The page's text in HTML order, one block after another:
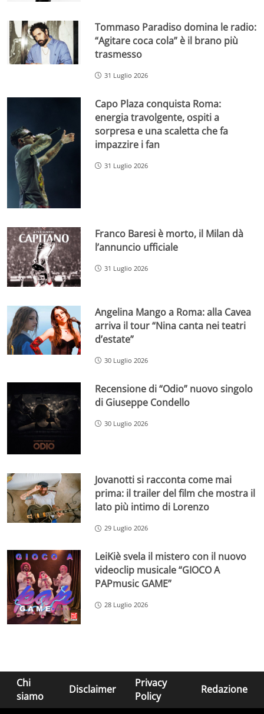
Tommaso Paradiso domina le radio:
“Agitare coca cola” è il brano più
trasmesso
31 Luglio 2026
Capo Plaza conquista Roma:
energia travolgente, ospiti a
sorpresa e una scaletta che fa
impazzire i fan
31 Luglio 2026
Franco Baresi è morto, il Milan dà
l’annuncio ufficiale
31 Luglio 2026
Angelina Mango a Roma: alla Cavea
arriva il tour “Nina canta nei teatri
d’estate”
30 Luglio 2026
Recensione di “Odio” nuovo singolo
di Giuseppe Condello
30 Luglio 2026
Jovanotti si racconta come mai
prima: il trailer del film che mostra il
lato più intimo di Lorenzo
29 Luglio 2026
LeiKiè svela il mistero con il nuovo
videoclip musicale “GIOCO A
PAPmusic GAME”
28 Luglio 2026
Chi
siamo
Disclaimer
Privacy
Policy
Redazione